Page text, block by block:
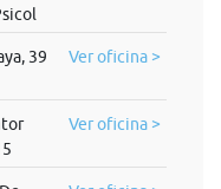
39 Ver oficina >
Ver oficina >